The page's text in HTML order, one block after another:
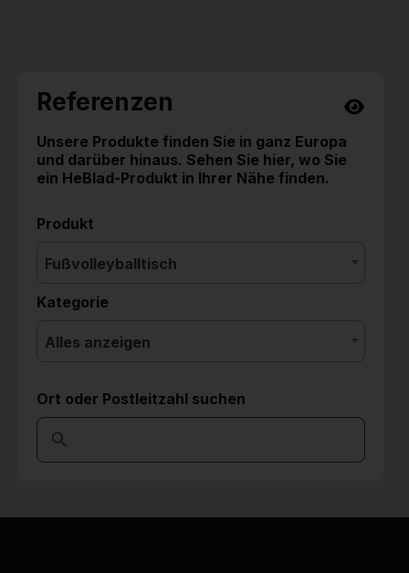
Referenzen
Unsere Produkte finden Sie in ganz Europa
und darüber hinaus. Sehen Sie hier, wo Sie
ein HeBlad-Produkt in Ihrer Nähe finden.
Produkt
Fußvolleyballtisch
Kategorie
Alles anzeigen
Ort oder Postleitzahl suchen